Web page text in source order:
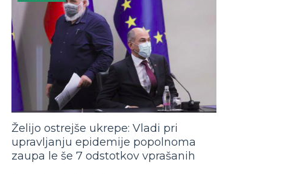
Želijo ostrejše ukrepe: Vladi pri
upravljanju epidemije popolnoma
zaupa le še 7 odstotkov vprašanih